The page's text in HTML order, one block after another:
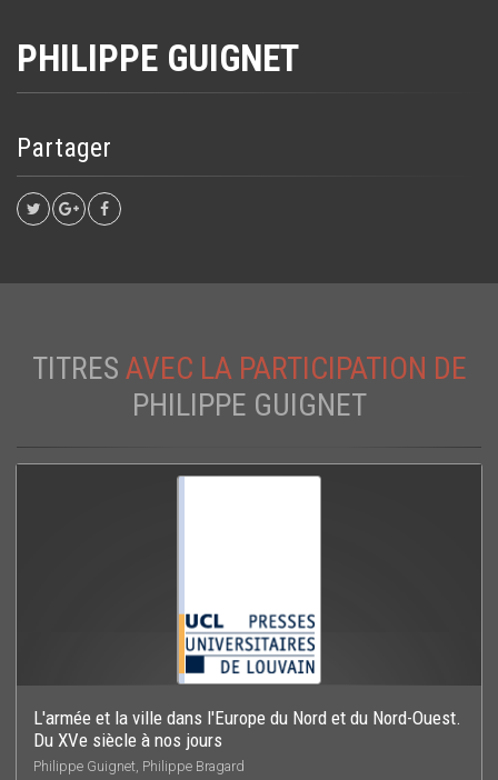
PHILIPPE GUIGNET
Partager
TITRES AVEC LA PARTICIPATION DE
PHILIPPE GUIGNET
L'armée et la ville dans l'Europe du Nord et du Nord-Ouest.
Du XVe siècle à nos jours
Philippe Guignet, Philippe Bragard